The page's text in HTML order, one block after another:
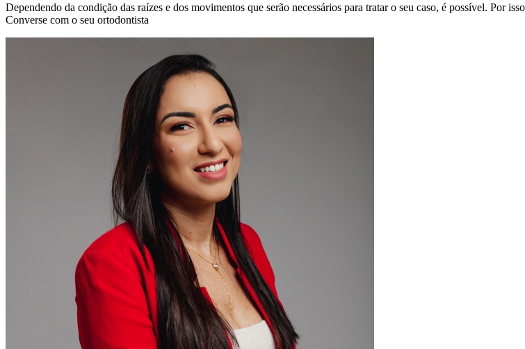
Dependendo da condição das raízes e dos movimentos que serão necessários para tratar o seu caso, é possível. Por
Converse com o seu ortodontista